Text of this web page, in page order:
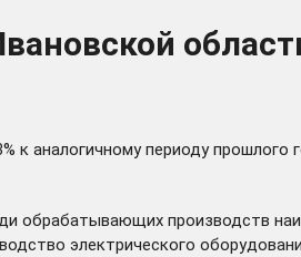
к аналогичному периоду
обрабатывающих производств
электрического